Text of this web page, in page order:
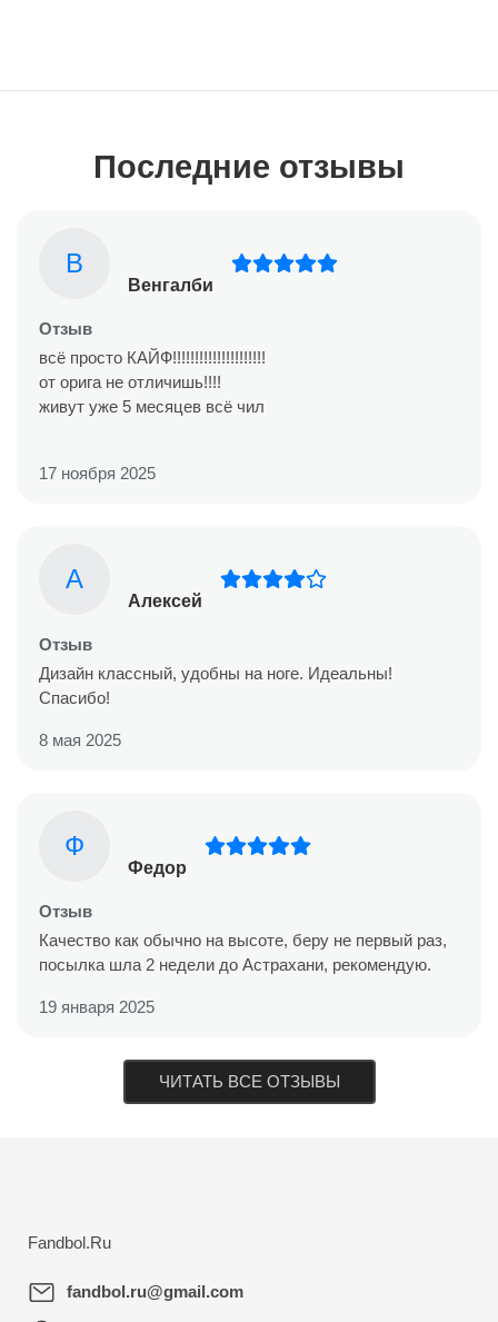
Последние отзывы
В
Венгалби
Отзыв
всё просто КАЙФ!!!!!!!!!!!!!!!!!!!!!
от орига не отличишь!!!!
живут уже 5 месяцев всё чил
17 ноября 2025
А
Алексей
Отзыв
Дизайн классный, удобны на ноге. Идеальны!
Спасибо!
8 мая 2025
Ф
Федор
Отзыв
Качество как обычно на высоте, беру не первый раз,
посылка шла 2 недели до Астрахани, рекомендую.
19 января 2025
ЧИТАТЬ ВСЕ ОТЗЫВЫ
Fandbol.Ru
fandbol.ru@gmail.com